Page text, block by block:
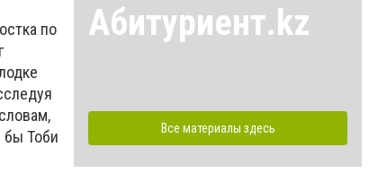
по
бы Тоби
Абитуриент.kz
Все материалы здесь